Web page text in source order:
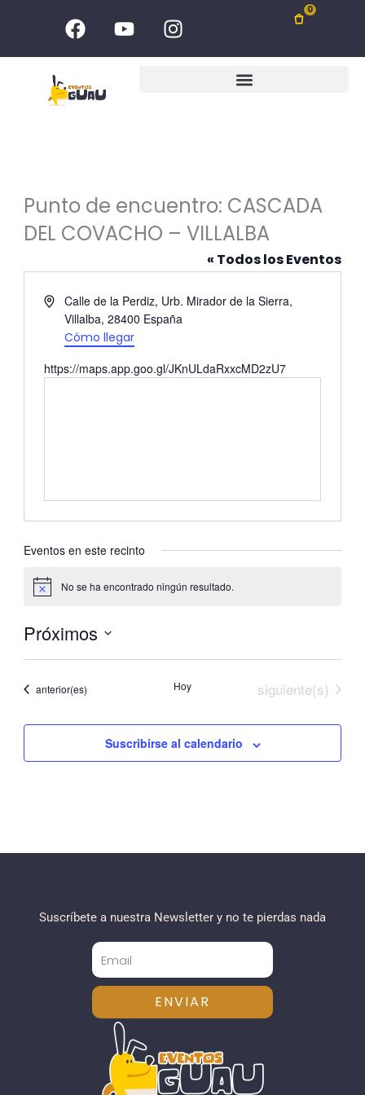
contenido
F
a
c
e
b
Y
o
u
I
n
s
0
Punto de encuentro: CASCADA
DEL COVACHO – VILLALBA
« Todos los Eventos
Dirección
Calle de la Perdiz, Urb. Mirador de la Sierra,
Villalba, 28400 España
Cómo llegar
https://maps.app.goo.gl/JKnULdaRxxcMD2zU7
Eventos en este recinto
Aviso No se ha encontrado ningún resultado.
Próximos
Selecciona
la Eventos
anterior(es) Hoy Eventos
siguiente(s)
Suscribirse al calendario
Suscríbete a nuestra Newsletter y no te pierdas nada
ENVIAR